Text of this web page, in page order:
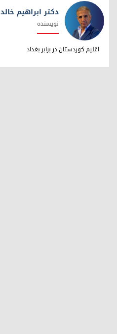
دکتر ابراهیم خالد
دکتر ابراهیم خالد
نویسنده
اقلیم کوردستان در برابر بغداد